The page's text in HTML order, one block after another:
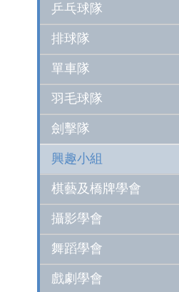
乒乓球隊
排球隊
單車隊
羽毛球隊
劍擊隊
興趣小組
棋藝及橋牌學會
攝影學會
舞蹈學會
戲劇學會